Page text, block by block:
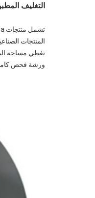
التغليف
المنتجات
ورشة فحص